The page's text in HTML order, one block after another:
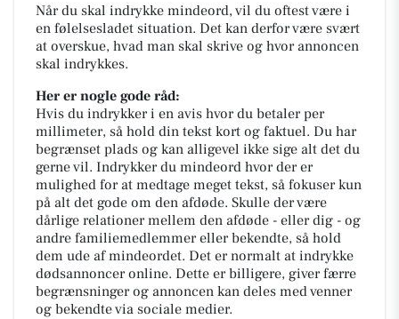
Når du skal indrykke mindeord, vil du oftest være i
en følelsesladet situation. Det kan derfor være svært
at overskue, hvad man skal skrive og hvor annoncen
skal indrykkes.
Her er nogle gode råd:
Hvis du indrykker i en avis hvor du betaler per
millimeter, så hold din tekst kort og faktuel. Du har
begrænset plads og kan alligevel ikke sige alt det du
gerne vil. Indrykker du mindeord hvor der er
mulighed for at medtage meget tekst, så fokuser kun
på alt det gode om den afdøde. Skulle der være
dårlige relationer mellem den afdøde - eller dig - og
andre familiemedlemmer eller bekendte, så hold
dem ude af mindeordet. Det er normalt at indrykke
dødsannoncer online. Dette er billigere, giver færre
begrænsninger og annoncen kan deles med venner
og bekendte via sociale medier.